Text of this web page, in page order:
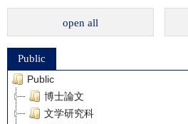
open all
Public
Public
博士論文
文学研究科